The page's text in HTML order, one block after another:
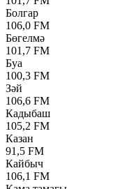
Болгар
106,0 FM
Бөгелмә
101,7 FM
Буа
100,3 FM
Зәй
106,6 FM
Кадыбаш
105,2 FM
Казан
91,5 FM
Кайбыч
106,1 FM